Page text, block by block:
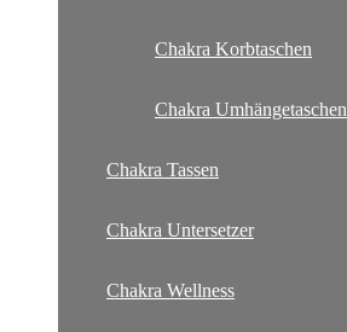
Chakra Korbtaschen
Chakra Umhängetaschen
Chakra Tassen
Chakra Untersetzer
Chakra Wellness